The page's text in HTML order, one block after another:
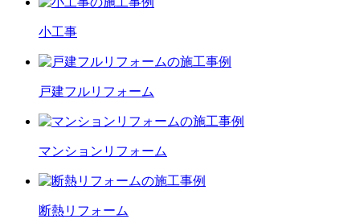
小工事
戸建フルリフォーム
マンション リフォーム
断熱リフォーム